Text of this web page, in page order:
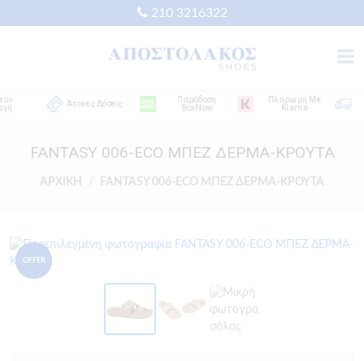
210 3216322
Άτοκες Δόσεις
Παράδοση
BoxNow
Πληρωμή Με
Klarna
FANTASY 006-ECO ΜΠΕΖ ΔΕΡΜΑ-ΚΡΟΥΤΑ
ΑΡΧΙΚΗ FANTASY 006-ECO ΜΠΕΖ ΔΕΡΜΑ-ΚΡΟΥΤΑ
OFFER